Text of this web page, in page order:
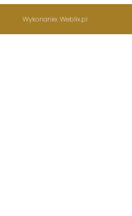
Wykonanie: Weblix.pl